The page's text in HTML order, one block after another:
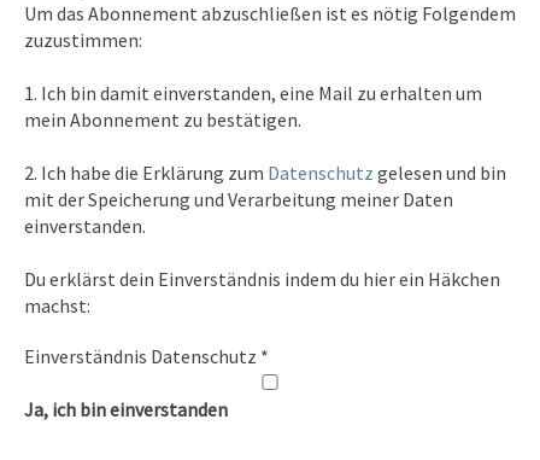
Um das Abonnement abzuschließen ist es nötig Folgendem
zuzustimmen:
1. Ich bin damit einverstanden, eine Mail zu erhalten um
mein Abonnement zu bestätigen.
2. Ich habe die Erklärung zum Datenschutz gelesen und bin
mit der Speicherung und Verarbeitung meiner Daten
einverstanden.
Du erklärst dein Einverständnis indem du hier ein Häkchen
machst:
Einverständnis Datenschutz *
Ja, ich bin einverstanden
Kontakt
Tel. 0351/2681691
E-Mail: info [at ] spirit-on-earth.com
Heilpraxis
Heilpraxis Hirschburger
Rechtliches